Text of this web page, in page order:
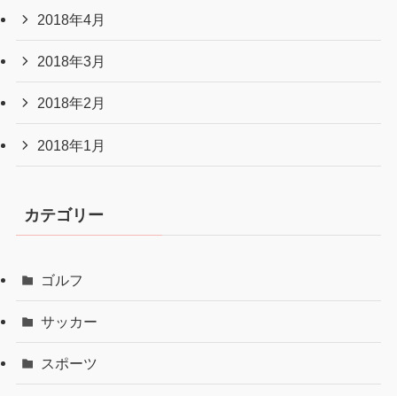
2018年4月
2018年3月
2018年2月
2018年1月
カテゴリー
ゴルフ
サッカー
スポーツ